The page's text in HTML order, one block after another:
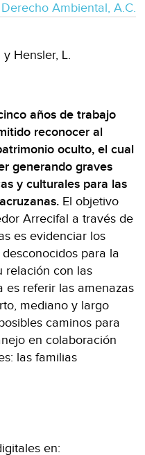
Ambiental, A.C.
y Hensler, L.
años de trabajo
reconocer al
oculto, el cual
generando graves
y culturales para las
El objetivo
Arrecifal a través de
es evidenciar los
para la
relación con las
es referir las amenazas
mediano y largo
caminos para
en colaboración
las familias
en: